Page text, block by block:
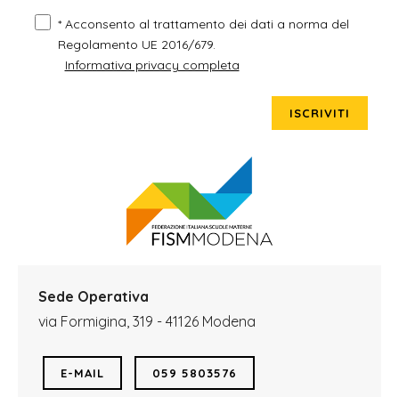
* Acconsento al trattamento dei dati a norma del
Regolamento UE 2016/679.
Informativa privacy completa
ISCRIVITI
Sede Operativa
via Formigina, 319 - 41126 Modena
E-MAIL 059 5803576